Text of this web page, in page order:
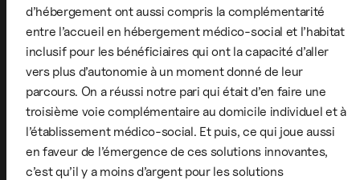
d’hébergement ont aussi compris la complémentarité
entre l’accueil en hébergement médico-social et l’habitat
inclusif pour les bénéficiaires qui ont la capacité d’aller
vers plus d’autonomie à un moment donné de leur
parcours. On a réussi notre pari qui était d’en faire une
troisième voie complémentaire au domicile individuel et à
l’établissement médico-social. Et puis, ce qui joue aussi
en faveur de l’émergence de ces solutions innovantes,
c’est qu’il y a moins d’argent pour les solutions